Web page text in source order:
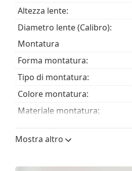
Altezza lente:
Diametro lente (Calibro):
Montatura
Forma montatura:
Tipo di montatura:
Colore montatura:
Materiale montatura:
Taglia:
Larghezza montatura:
Mostra altro